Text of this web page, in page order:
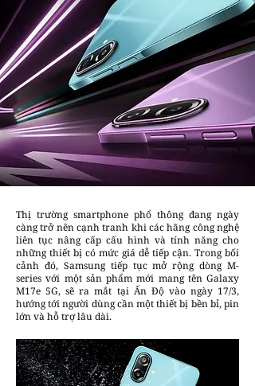
Thị trường smartphone phổ thông đang ngày
càng trở nên cạnh tranh khi các hãng công nghệ
liên tục nâng cấp cấu hình và tính năng cho
những thiết bị có mức giá dễ tiếp cận. Trong bối
cảnh đó, Samsung tiếp tục mở rộng dòng M-
series với một sản phẩm mới mang tên Galaxy
M17e 5G, sẽ ra mắt tại Ấn Độ vào ngày 17/3,
hướng tới người dùng cần một thiết bị bền bỉ, pin
lớn và hỗ trợ lâu dài.